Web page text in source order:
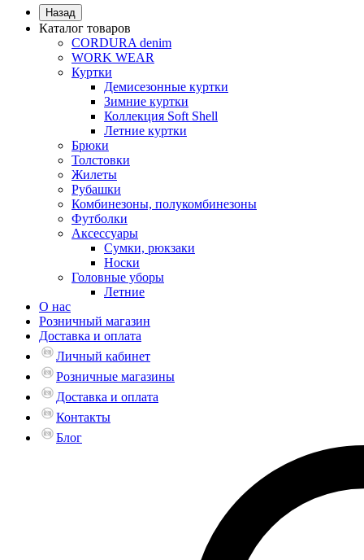
Назад
Каталог товаров
CORDURA denim
WORK WEAR
Куртки
Демисезонные куртки
Зимние куртки
Коллекция Soft Shell
Летние куртки
Брюки
Толстовки
Жилеты
Рубашки
Комбинезоны, полукомбинезоны
Футболки
Аксессуары
Сумки, рюкзаки
Носки
Головные уборы
Летние
О нас
Розничный магазин
Доставка и оплата
Личный кабинет
Розничные магазины
Доставка и оплата
Контакты
Блог